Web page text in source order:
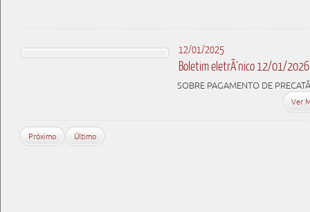
12/01/2025
Boletim eletrÃ´nico 12/01/2026
SOBRE PAGAMENTO DE
Ver
Próximo Último